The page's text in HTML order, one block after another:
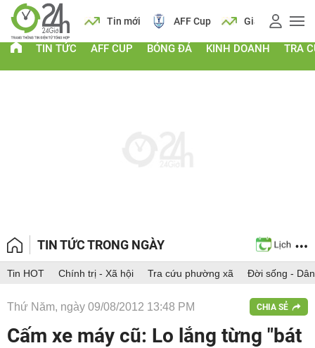
Lịch Tin mới AFF Cup Giá vàng
TIN TỨC AFF CUP BÓNG ĐÁ KINH DOANH TRA
TIN TỨC TRONG NGÀY
Tin HOT Chính trị - Xã hội Tra cứu phường xã Đời sống -
Thứ Năm, ngày 09/08/2012 13:48 PM CHIA SẺ
Cấm xe máy cũ: Lo lắng từng "bát